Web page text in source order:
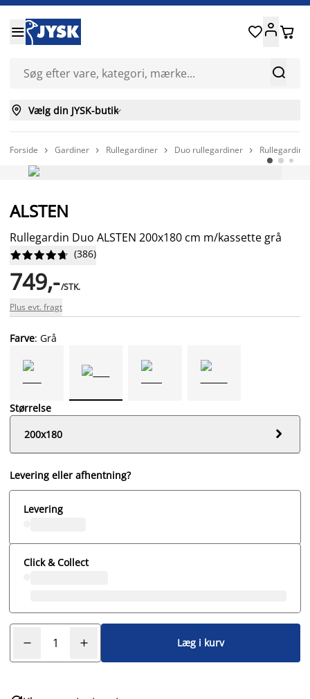


 
 Vælg din JYSK-butik
Forside  Gardiner  Rullegardiner  Duo rullegardiner  Rullegardin
ALSTEN
Rullegardin Duo ALSTEN 200x180 cm m/kassette grå





 (386)
749,-/STK.
Plus evt. fragt
Farve: Grå
Størrelse
200x180

Levering eller afhentning?
Levering
Click & Collect
Læg i kurv